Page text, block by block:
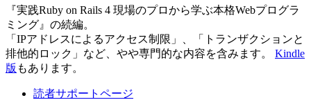
『実践Ruby on Rails 4 現場のプロから学ぶ本格Webプログラ
ミング』の続編。
「IPアドレスによるアクセス制限」、「トランザクションと
排他的ロック」など、やや専門的な内容を含みます。 Kindle
版 もあります。
読者サポートページ